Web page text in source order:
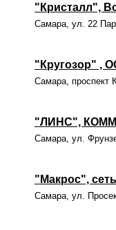
"Кристалл",
Самара, ул. 22
"Кругозор" ,
Самара, проспект
"ЛИНС",
Самара, ул.
"Макрос",
Самара, ул.